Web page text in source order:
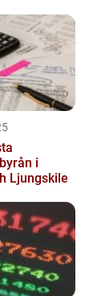
i
Ljungskile